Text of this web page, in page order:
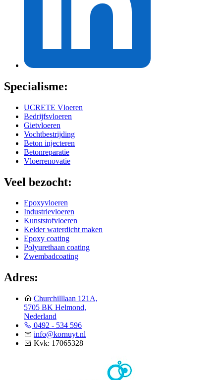
Specialisme:
UCRETE Vloeren
Bedrijfsvloeren
Gietvloeren
Vochtbestrijding
Beton injecteren
Betonreparatie
Vloerrenovatie
Veel bezocht:
Epoxyvloeren
Industrievloeren
Kunststofvloeren
Kelder waterdicht maken
Epoxy coating
Polyurethaan coating
Zwembadcoating
Adres:
Churchilllaan 121A,
5705 BK Helmond,
Nederland
0492 - 534 596
info@kornuyt.nl
Kvk: 17065328